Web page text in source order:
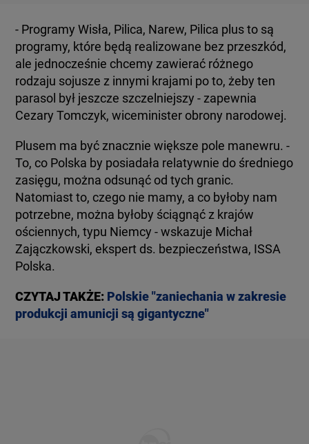
- Programy Wisła, Pilica, Narew, Pilica plus to są
programy, które będą realizowane bez przeszkód,
ale jednocześnie chcemy zawierać różnego
rodzaju sojusze z innymi krajami po to, żeby ten
parasol był jeszcze szczelniejszy - zapewnia
Cezary Tomczyk, wiceminister obrony narodowej.
Plusem ma być znacznie większe pole manewru. -
To, co Polska by posiadała relatywnie do średniego
zasięgu, można odsunąć od tych granic.
Natomiast to, czego nie mamy, a co byłoby nam
potrzebne, można byłoby ściągnąć z krajów
ościennych, typu Niemcy - wskazuje Michał
Zajączkowski, ekspert ds. bezpieczeństwa, ISSA
Polska.
CZYTAJ TAKŻE: Polskie "zaniechania w zakresie
produkcji amunicji są gigantyczne"